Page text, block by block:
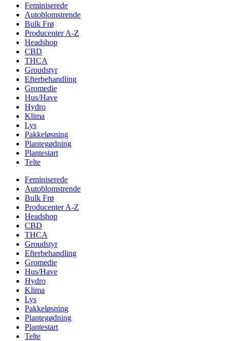
Feminiserede
Autoblomstrende
Bulk Frø
Producenter A-Z
Headshop
CBD
THCA
Groudstyr
Efterbehandling
Gromedie
Hus/Have
Hydro
Klima
Lys
Pakkeløsning
Plantegødning
Plantestart
Telte
Feminiserede
Autoblomstrende
Bulk Frø
Producenter A-Z
Headshop
CBD
THCA
Groudstyr
Efterbehandling
Gromedie
Hus/Have
Hydro
Klima
Lys
Pakkeløsning
Plantegødning
Plantestart
Telte